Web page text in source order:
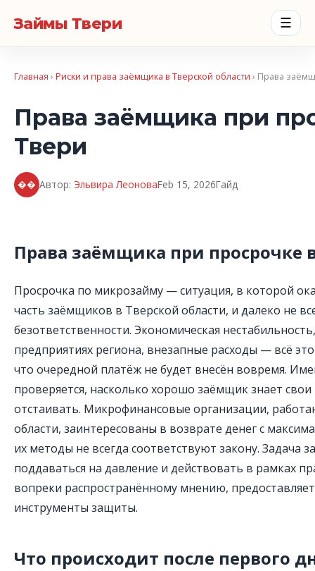
Займы Твери ☰
Главная › Риски и права заёмщика в Тверской области › Права
Права заёмщика при
Твери
�� Автор: Эльвира ЛеоноваFeb 15, 2026Гайд
Права заёмщика при просрочке
Просрочка по микрозайму — ситуация, в которой
часть заёмщиков в Тверской области, и далеко не
безответственности. Экономическая
предприятиях региона, внезапные расходы — всё
что очередной платёж не будет внесён вовремя.
проверяется, насколько хорошо заёмщик знает свои
отстаивать. Микрофинансовые организации,
области, заинтересованы в возврате денег с
их методы не всегда соответствуют закону. Задача
поддаваться на давление и действовать в рамках
вопреки распространённому мнению,
инструменты защиты.
Что происходит после первого